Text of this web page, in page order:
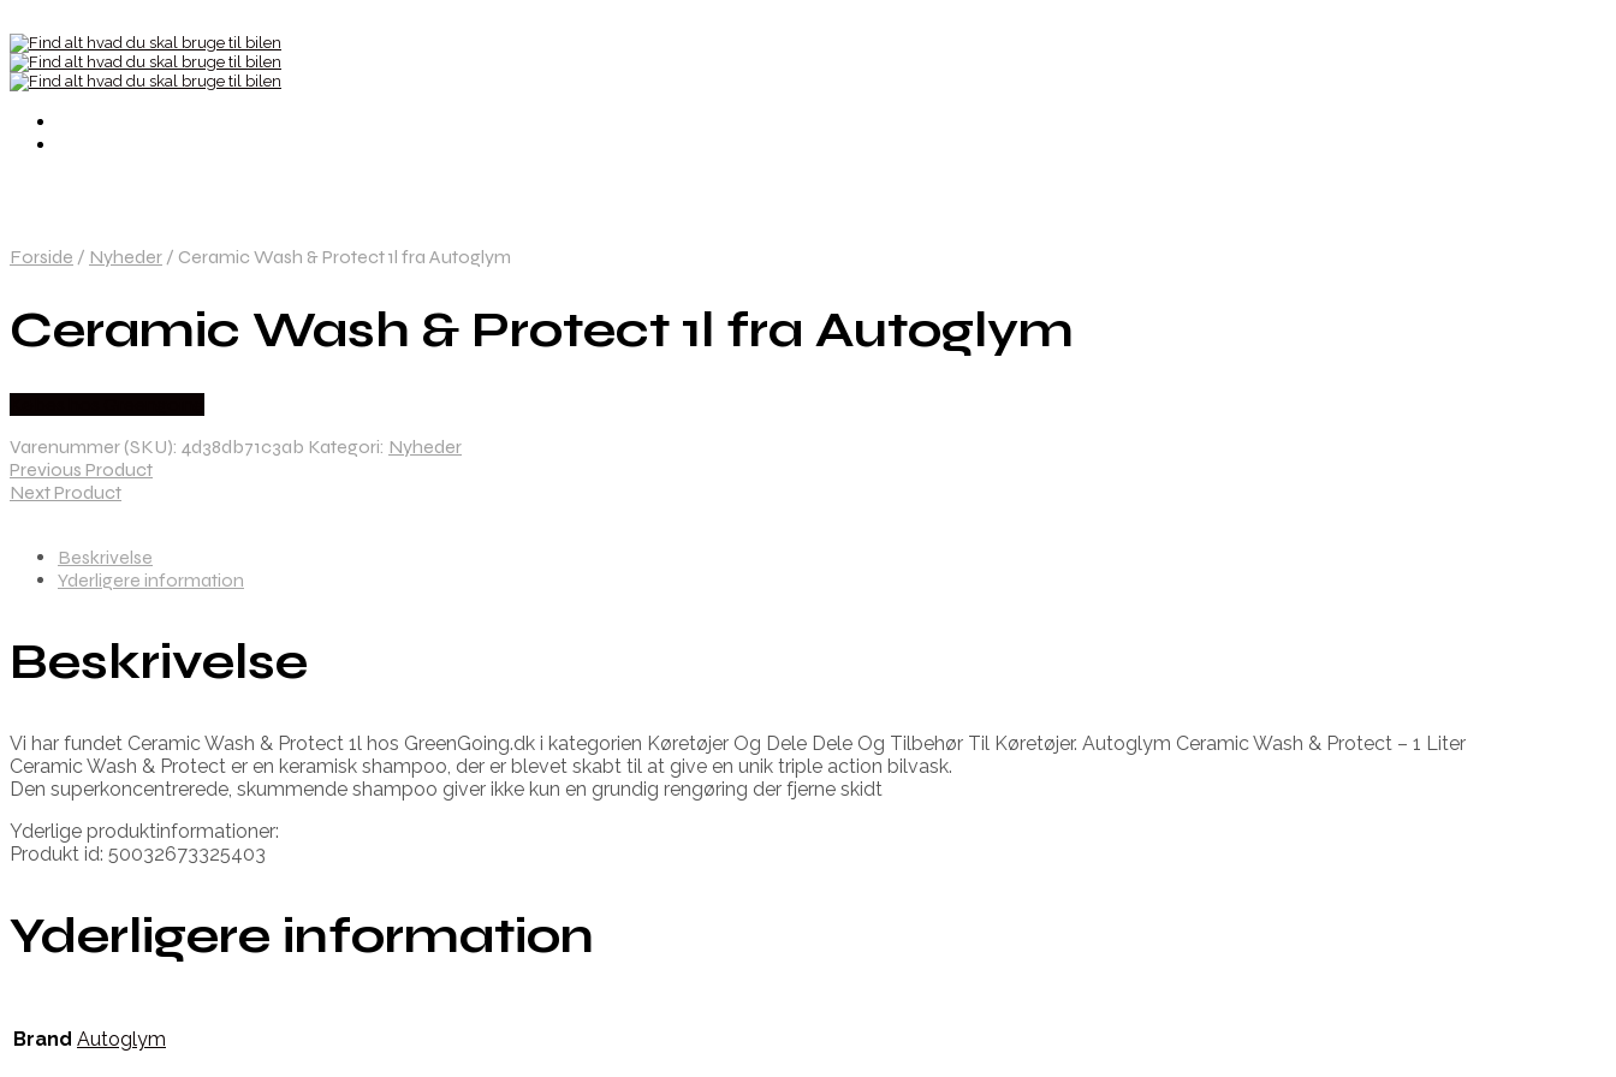
Forside / Nyheder / Ceramic Wash & Protect 1l fra Autoglym
Ceramic Wash & Protect 1l fra Autoglym
Varenummer (SKU): 4d38db71c3ab Kategori: Nyheder
Previous Product
Next Product
Beskrivelse
Yderligere information
Beskrivelse
Vi har fundet Ceramic Wash & Protect 1l hos GreenGoing.dk i kategorien Køretøjer Og Dele Dele Og Tilbehør Til Køretøjer. Autoglym Ceramic Wash & Protect – 1 Liter
Ceramic Wash & Protect er en keramisk shampoo, der er blevet skabt til at give en unik triple action bilvask.
Den superkoncentrerede, skummende shampoo giver ikke kun en grundig rengøring der fjerne skidt
Yderlige produktinformationer:
Produkt id: 50032673325403
Yderligere information
Brand Autoglym